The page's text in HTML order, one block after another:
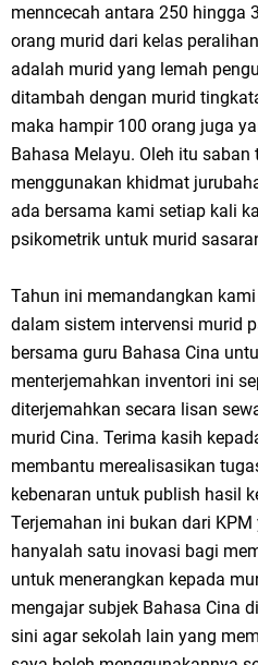
menncecah antara 250 hingga
orang murid dari kelas
adalah murid yang lemah
ditambah dengan murid
maka hampir 100 orang juga
Bahasa Melayu. Oleh itu saban
menggunakan khidmat
ada bersama kami setiap kali
psikometrik untuk murid
Tahun ini memandangkan
dalam sistem intervensi murid
bersama guru Bahasa Cina
menterjemahkan inventori ini
diterjemahkan secara lisan
murid Cina. Terima kasih
membantu merealisasikan
kebenaran untuk publish hasil
Terjemahan ini bukan dari
hanyalah satu inovasi bagi
untuk menerangkan kepada
mengajar subjek Bahasa Cina
sini agar sekolah lain yang